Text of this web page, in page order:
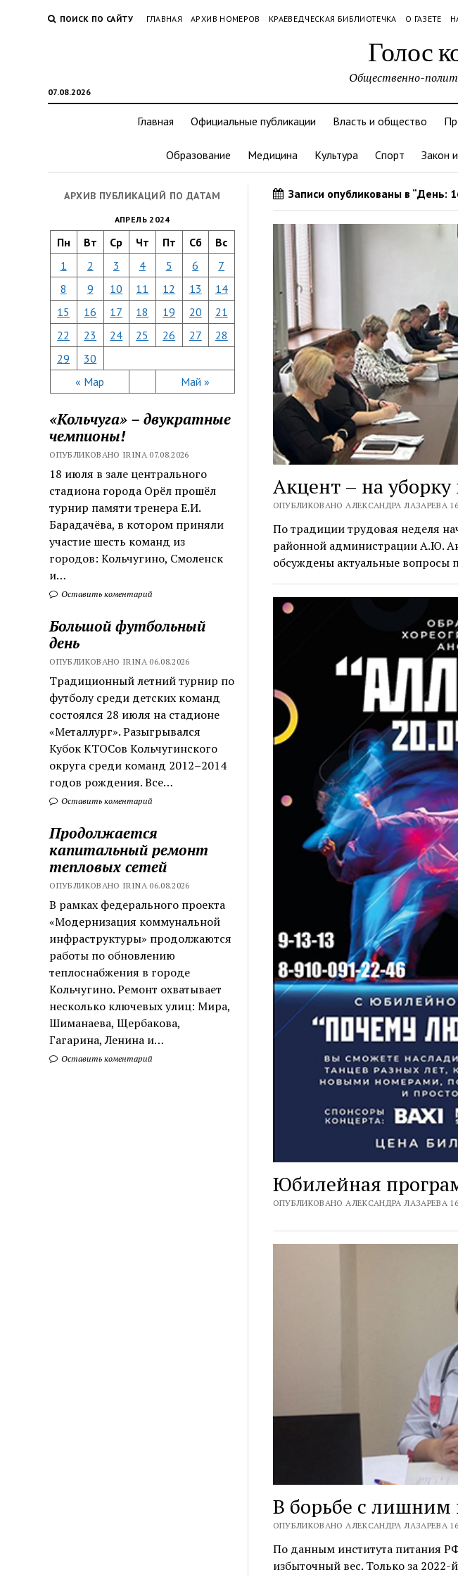
ПОИСК ПО САЙТУ ГЛАВНАЯ АРХИВ НОМЕРОВ КРАЕВЕДЧЕСКАЯ БИБЛИОТЕЧКА О ГАЗЕТЕ
Голос
07.08.2026
Общественно-
Главная Официальные публикации Власть и общество
Образование Медицина Культура Спорт Закон
АРХИВ ПУБЛИКАЦИЙ ПО ДАТАМ
АПРЕЛЬ 2024
Пн Вт Ср Чт Пт Сб Вс
« Мар Май »
1 2 3 4 5 6
7
8
9 10 11 12 13
14
15
16 17 18 19 20
21
22
23 24 25 26 27
28
29
30
«Кольчуга» – двукратные
чемпионы!
ОПУБЛИКОВАНО IRINA 07.08.2026
18 июля в зале центрального
стадиона города Орёл прошёл
турнир памяти тренера Е.И.
Барадачёва, в котором приняли
участие шесть команд из
городов: Кольчугино, Смоленск
и…
Оставить коментарий
Большой футбольный
день
ОПУБЛИКОВАНО IRINA 06.08.2026
Традиционный летний турнир по
футболу среди детских команд
состоялся 28 июля на стадионе
«Металлург». Разыгрывался
Кубок КТОСов Кольчугинского
округа среди команд 2012–2014
годов рождения. Все…
Оставить коментарий
Продолжается
капитальный ремонт
тепловых сетей
ОПУБЛИКОВАНО IRINA 06.08.2026
В рамках федерального проекта
«Модернизация коммунальной
инфраструктуры» продолжаются
работы по обновлению
теплоснабжения в городе
Кольчугино. Ремонт охватывает
несколько ключевых улиц: Мира,
Шиманаева, Щербакова,
Гагарина, Ленина и…
Оставить коментарий
Записи опубликованы в “День:
Акцент – на уборку
ОПУБЛИКОВАНО АЛЕКСАНДРА ЛАЗАРЕВА
По традиции трудовая неделя
районной администрации А.Ю.
обсуждены актуальные
Юбилейная
ОПУБЛИКОВАНО АЛЕКСАНДРА ЛАЗАРЕВА
В борьбе с лишним
ОПУБЛИКОВАНО АЛЕКСАНДРА ЛАЗАРЕВА
По данным института питания
избыточный вес. Только за